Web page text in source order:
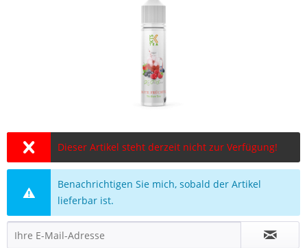
Dieser Artikel steht derzeit nicht zur Verfügung!
Benachrichtigen Sie mich, sobald der Artikel
lieferbar ist.